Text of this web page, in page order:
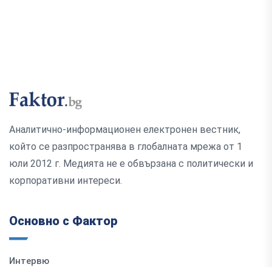
Аналитично-информационен електронен вестник,
който се разпространява в глобалната мрежа от 1
юли 2012 г. Медията не е обвързана с политически и
корпоративни интереси.
Основно с Фактор
Интервю